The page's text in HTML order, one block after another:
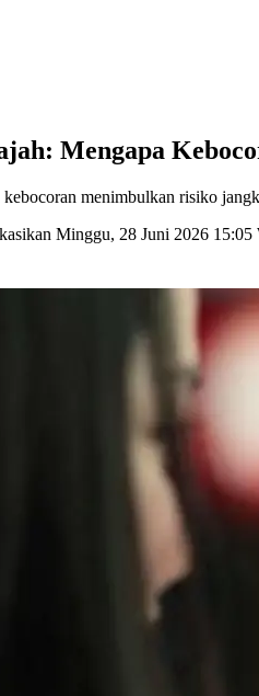
Mengapa
menimbulkan risiko
Minggu, 28 Juni 2026 15:05